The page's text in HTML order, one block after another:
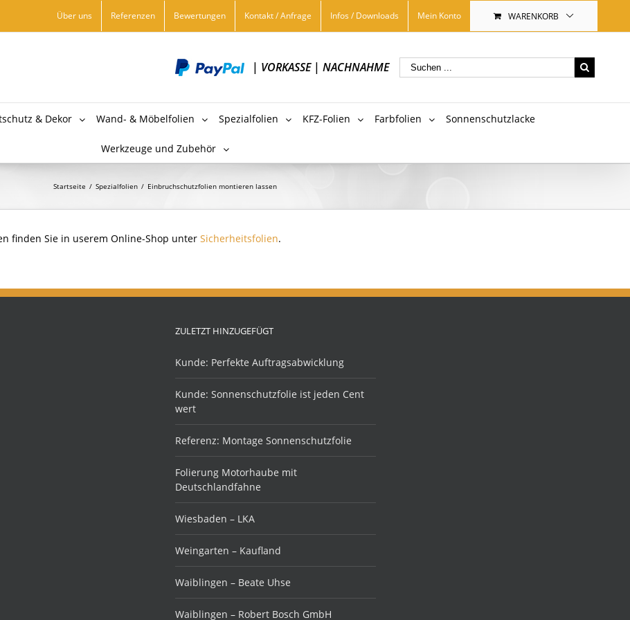
Über uns Referenzen Bewertungen Kontakt / Anfrage Infos / Downloads Mein Konto WARENKORB
| VORKASSE| NACHNAHME
& Dekor Wand- & Möbelfolien Spezialfolien KFZ-Folien Farbfolien Sonnenschutzlacke
Werkzeuge und Zubehör
Startseite / Spezialfolien / Einbruchschutzfolien montieren lassen
finden Sie in userem Online-Shop unter Sicherheitsfolien.
ZULETZT HINZUGEFÜGT
Kunde: Perfekte Auftragsabwicklung
Kunde: Sonnenschutzfolie ist jeden Cent
wert
Referenz: Montage Sonnenschutzfolie
Folierung Motorhaube mit
Deutschlandfahne
Wiesbaden – LKA
Weingarten – Kaufland
Waiblingen – Beate Uhse
Waiblingen – Robert Bosch GmbH